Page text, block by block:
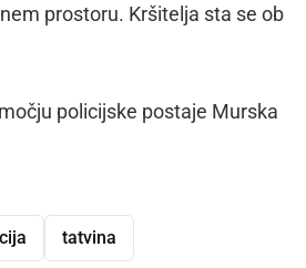
prostoru. Kršitelja sta se ob
policijske postaje Murska
tatvina